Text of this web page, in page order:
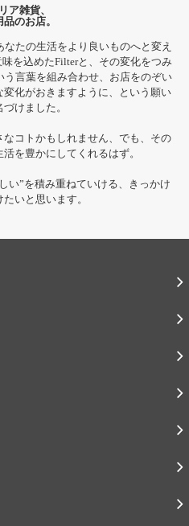
ア雑貨、
のお店。
たの生活をより良いものへと変え
を込めたFilterと、その変化をつみ
う言葉を組み合わせ、お店をのぞい
化がおきますように、という願い
けました。
コトかもしれません、でも、その
を豊かにしてくれるはず。
い”を積み重ねていける、きっかけ
いと思います。